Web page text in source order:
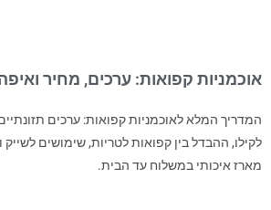
אוכמניות קפואות: ערכים, מחיר
המדריך המלא לאוכמניות קפואות: ערכים תזונתיים
לקילו, ההבדל בין קפואות לטריות, שימושים לשייק
מארז איכותי במשלוח עד הבית.